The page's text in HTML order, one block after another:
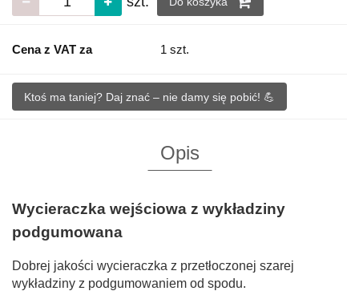
Cena z VAT za 1 szt.
Ktoś ma taniej? Daj znać – nie damy się pobić! 💪
Opis
Wycieraczka wejściowa z wykładziny
podgumowana
Dobrej jakości wycieraczka z przetłoczonej szarej
wykładziny z podgumowaniem od spodu.